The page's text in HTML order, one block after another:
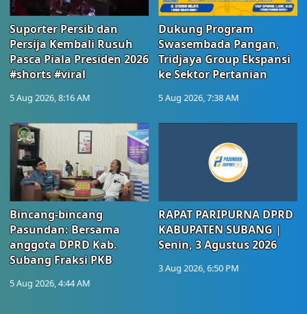
Suporter Persib dan
Persija Kembali Rusuh
Pasca Piala Presiden 2026
#shorts #viral
5 Aug 2026, 8:16 AM
Dukung Program
Swasembada Pangan,
Tridjaya Group Ekspansi
ke Sektor Pertanian
5 Aug 2026, 7:38 AM
Bincang-bincang
Pasundan: Bersama
anggota DPRD Kab.
Subang Fraksi PKB
5 Aug 2026, 4:44 AM
RAPAT PARIPURNA DPRD
KABUPATEN SUBANG |
Senin, 3 Agustus 2026
3 Aug 2026, 6:50 PM